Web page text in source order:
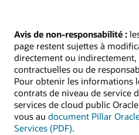
Avis de non-responsabilité :
page restent sujettes à
directement ou
contractuelles ou de
Pour obtenir les informations
contrats de niveau de service
services de cloud public
vous au document Pillar
Services (PDF).